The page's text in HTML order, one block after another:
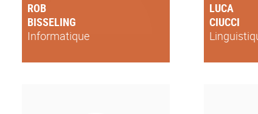
ROB
BISSELING
Informatique
LUCA
CIUCCI